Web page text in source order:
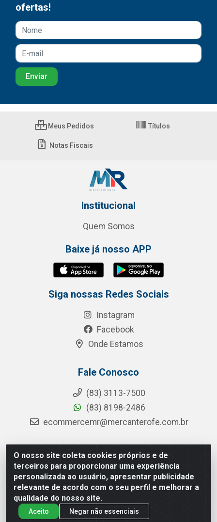
O nosso site coleta cookies próprios e de
terceiros para proporcionar uma experiência
personalizada ao usuário, apresentar publicidade
relevante de acordo com o seu perfil e melhorar a
qualidade do nosso site.
Aceito Negar não essenciais
ofertas!
Meus Pedidos Títulos
Notas Fiscais
Institucional
Quem Somos
Baixe já nosso APP
Siga nossas Redes Sociais
Instagram
Facebook
Onde Estamos
Fale Conosco
(83) 3113-7500
(83) 8198-2486
ecommercemr@mercanterofe.com.br
MR Distribuidora - Rua Hortêncio Ribeiro de Luna, 3777 -
Distrito Industrial, João Pessoa/PB - CEP 58081-400 -
CNPJ 35.428.312/0001-85